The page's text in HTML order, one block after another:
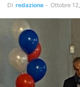
Di redazione - Ottobre